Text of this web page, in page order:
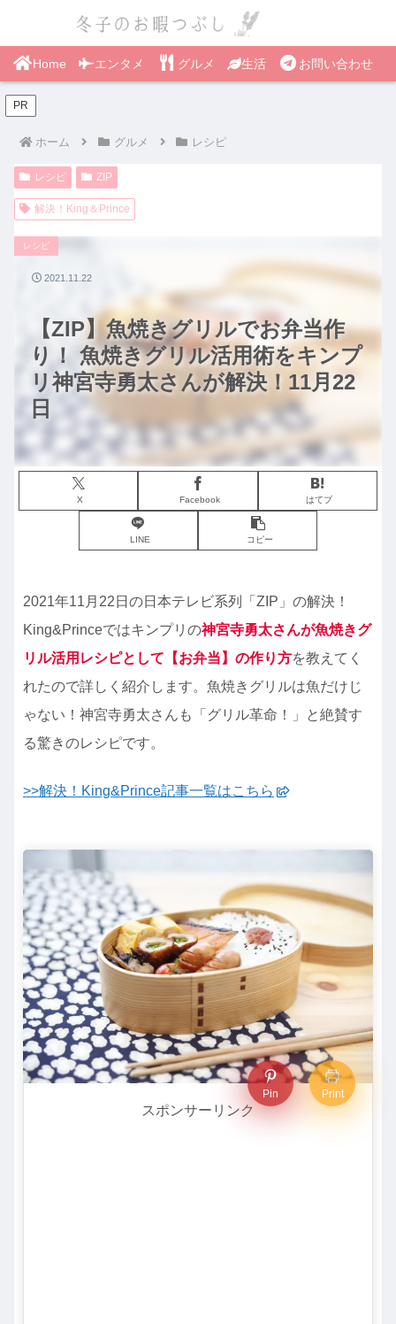
Home エンタメ グルメ 生活 お問い合わせ
PR
ホーム グルメ レシピ
レシピ ZIP
解決！King＆Prince
【ZIP】魚焼きグリルでお弁当作
り！ 魚焼きグリル活用術をキンプ
リ神宮寺勇太さんが解決！11月22
日
レシピ
X Facebook はてブ
LINE コピー
2021.11.22
2021年11月22日の日本テレビ系列「ZIP」の解決！
King&Princeではキンプリの神宮寺勇太さんが魚焼きグ
リル活用レシピとして【お弁当】の作り方を教えてく
れたので詳しく紹介します。魚焼きグリルは魚だけじ
ゃない！神宮寺勇太さんも「グリル革命！」と絶賛す
る驚きのレシピです。
>>解決！King&Prince記事一覧はこちら
Pin Print
スポンサーリンク